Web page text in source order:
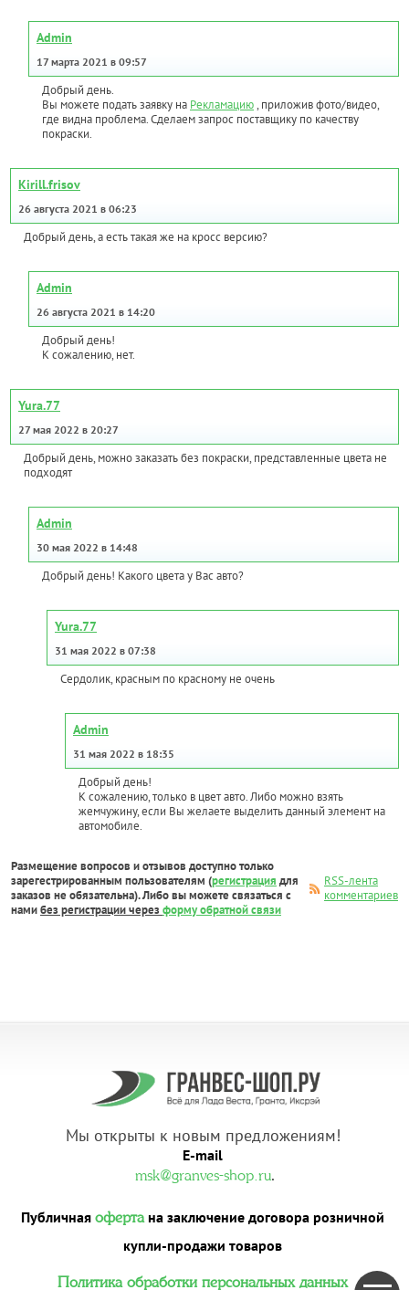
Admin
17 марта 2021 в 09:57
Добрый день.
Вы можете подать заявку на Рекламацию, приложив фото/видео,
где видна проблема. Сделаем запрос поставщику по качеству
покраски.
Kirill.frisov
26 августа 2021 в 06:23
Добрый день, а есть такая же на кросс версию?
Admin
26 августа 2021 в 14:20
Добрый день!
К сожалению, нет.
Yura.77
27 мая 2022 в 20:27
Добрый день, можно заказать без покраски, представленные цвета не
подходят
Admin
30 мая 2022 в 14:48
Добрый день! Какого цвета у Вас авто?
Yura.77
31 мая 2022 в 07:38
Сердолик, красным по красному не очень
Admin
31 мая 2022 в 18:35
Добрый день!
К сожалению, только в цвет авто. Либо можно взять
жемчужину, если Вы желаете выделить данный элемент на
автомобиле.
Размещение вопросов и отзывов доступно только
зарегестрированным пользователям (регистрация для
заказов не обязательна). Либо вы можете связаться с
намибез регистрации через форму обратной связи
RSS-лента
комментариев
Мы открыты к новым предложениям!
E-mail
msk@granves-shop.ru.
Публичная офертана заключение договора розничной
купли-продажи товаров
Политика обработки персональных данных